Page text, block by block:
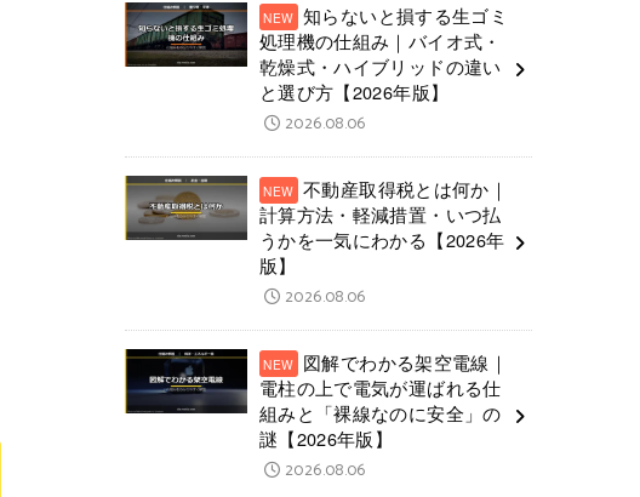
知らないと損する生ゴミ
処理機の仕組み｜バイオ式・
乾燥式・ハイブリッドの違い
と選び方【2026年版】
2026.08.06
不動産取得税とは何か｜
計算方法・軽減措置・いつ払
うかを一気にわかる【2026年
版】
2026.08.06
図解でわかる架空電線｜
電柱の上で電気が運ばれる仕
組みと「裸線なのに安全」の
謎【2026年版】
2026.08.06